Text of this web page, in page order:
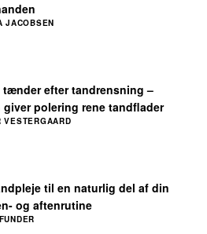
til en naturlig del af din
og aftenrutine
tænder efter tandrensning –
giver polering rene tandflader
VESTERGAARD
JACOBSEN